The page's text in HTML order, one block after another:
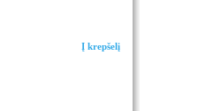
Į krepšelį